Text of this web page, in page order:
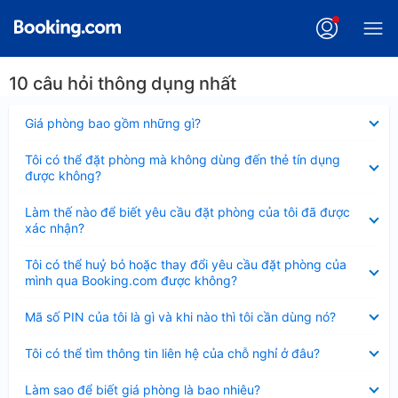
10 câu hỏi thông dụng nhất
Giá phòng bao gồm những gì?
thu
Tôi có thể đặt phòng mà không dùng đến thẻ tín dụng
được không?
thu
gọn
Làm thế nào để biết yêu cầu đặt phòng của tôi đã được
xác nhận?
thu
gọn
Tôi có thể huỷ bỏ hoặc thay đổi yêu cầu đặt phòng của
mình qua Booking.com được không?
thu
gọn
Mã số PIN của tôi là gì và khi nào thì tôi cần dùng nó?
thu
Tôi có thể tìm thông tin liên hệ của chỗ nghỉ ở đâu?
thu
Làm sao để biết giá phòng là bao nhiêu?
thu